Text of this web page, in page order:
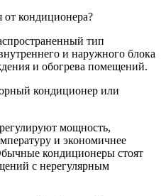
от кондиционера?
тип
и наружного блока
и обогрева помещений.
кондиционер или
мощность,
и экономичнее
кондиционеры стоят
с нерегулярным